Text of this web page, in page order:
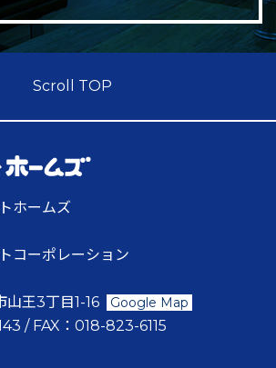
Scroll TOP
ホームズ
コーポレーション
山王3丁目1-16 Google Map
/ FAX： 018-823-6115